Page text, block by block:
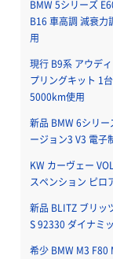
BMW 5シリーズ
B16 車高調 減衰力
用
現行 B9系 アウデ
プリングキット 1
5000km使用
新品 BMW 6シリ
ージョン3 V3 電子
KW カーヴェー
スペンション ピ
新品 BLITZ ブリッ
S 92330 ダイナミ
希少 BMW M3 F80